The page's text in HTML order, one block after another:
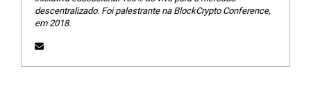
descentralizado. Foi palestrante na BlockCrypto Conference,
em 2018.